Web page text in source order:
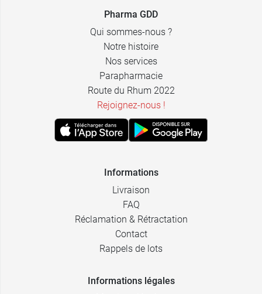
Pharma GDD
Qui sommes-nous ?
Notre histoire
Nos services
Parapharmacie
Route du Rhum 2022
Rejoignez-nous !
Informations
Livraison
FAQ
Réclamation & Rétractation
Contact
Rappels de lots
Informations légales